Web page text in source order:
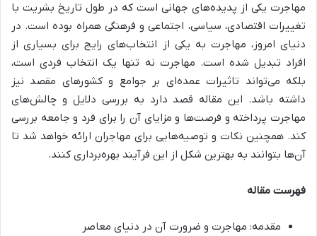
مهاجرت یکی از پدیده‌های جهانی است که در طول تاریخ بشریت با
تغییرات اقتصادی، سیاسی، اجتماعی و فرهنگی همراه بوده است. در
دنیای امروز، مهاجرت به یکی از انتخاب‌های رایج برای بسیاری از
افراد تبدیل شده است. مهاجرت نه تنها یک انتخاب فردی است،
بلکه می‌تواند تاثیرات عمده‌ای بر جوامع و کشورهای مقصد نیز
داشته باشد. این مقاله قصد دارد به بررسی دلایل و چالش‌های
مهاجرت پرداخته و فرصت‌ها و مزایای آن را برای فرد و جامعه بررسی
کند. همچنین نکات و توصیه‌هایی برای مهاجران ارائه خواهد شد تا
آن‌ها بتوانند به بهترین شکل از این فرآیند بهره‌برداری کنند.
فهرست مقاله
مقدمه: مهاجرت و ضرورت آن در دنیای معاصر